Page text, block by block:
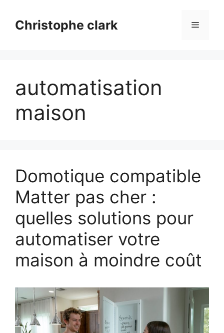
contenuChristophe clark Menu
automatisation
maison
Domotique compatible
Matter pas cher :
quelles solutions pour
automatiser votre
maison à moindre coût